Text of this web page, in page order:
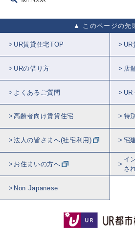
このページの先
UR賃貸住宅TOP UR
URの借り方 店
よくあるご質問 UR
高齢者向け賃貸住宅 特
法人の皆さまへ(社宅利用) 宅
お住まいの方へ
イ
さ
Non Japanese